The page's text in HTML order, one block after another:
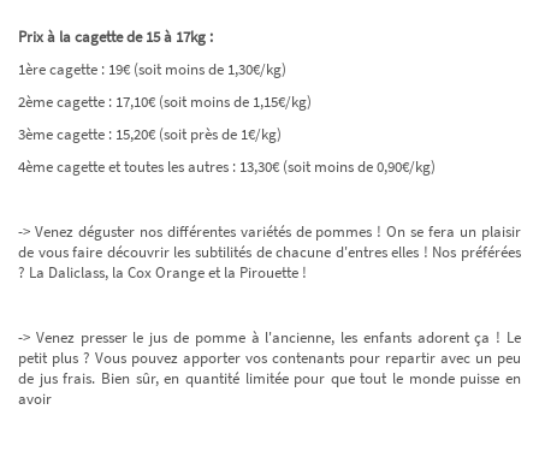
Prix à la cagette de 15 à 17kg :
1ère cagette : 19€ (soit moins de 1,30€/kg)
2ème cagette : 17,10€ (soit moins de 1,15€/kg)
3ème cagette : 15,20€ (soit près de 1€/kg)
4ème cagette et toutes les autres : 13,30€ (soit moins de 0,90€/kg)
-> Venez déguster nos différentes variétés de pommes ! On se fera un plaisir
de vous faire découvrir les subtilités de chacune d'entres elles ! Nos préférées
? La Daliclass, la Cox Orange et la Pirouette !
-> Venez presser le jus de pomme à l'ancienne, les enfants adorent ça ! Le
petit plus ? Vous pouvez apporter vos contenants pour repartir avec un peu
de jus frais. Bien sûr, en quantité limitée pour que tout le monde puisse en
avoir